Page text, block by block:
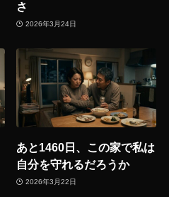
さ
2026年3月24日
あと1460日、この家で私は
自分を守れるだろうか
2026年3月22日